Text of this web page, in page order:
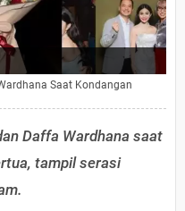
Saat Kondangan
Daffa Wardhana saat
tampil serasi